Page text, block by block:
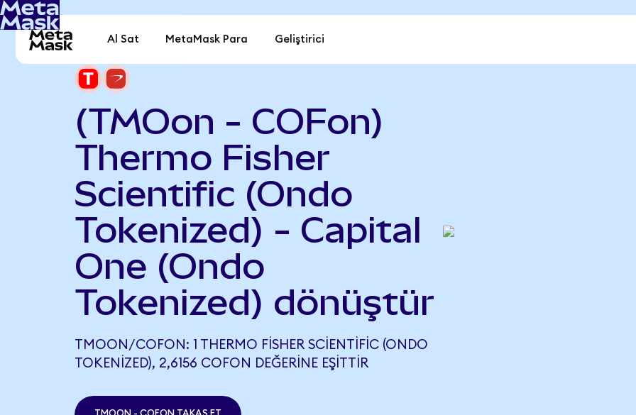
Al Sat MetaMask Para Geliştirici
(TMOon - COFon)
Thermo Fisher
Scientific (Ondo
Tokenized) - Capital
One (Ondo
Tokenized) dönüştür
TMOON/COFON: 1 THERMO FISHER SCIENTIFIC (ONDO
TOKENIZED), 2,6156 COFON DEĞERINE EŞITTIR